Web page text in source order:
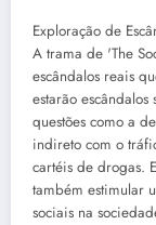
Exploração de
A trama de 'The
escândalos reais
estarão
questões como a
indireto com o
cartéis de drogas.
também estimular
sociais na